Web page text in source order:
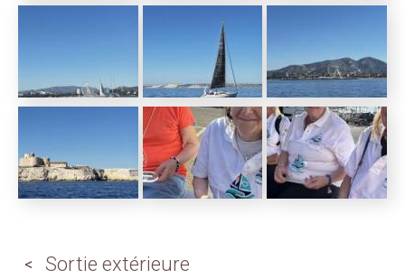
Sortie extérieure